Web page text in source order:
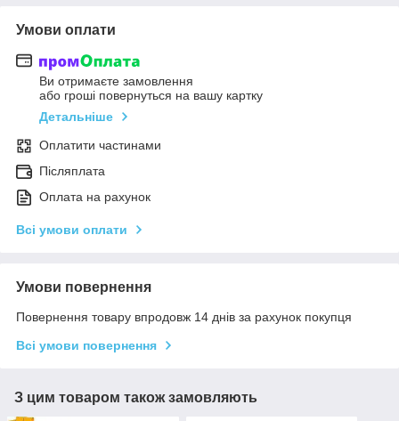
Умови оплати
Ви отримаєте замовлення
або гроші повернуться на вашу картку
Детальніше
Оплатити частинами
Післяплата
Оплата на рахунок
Всі умови оплати
Умови повернення
Повернення товару впродовж 14 днів за рахунок покупця
Всі умови повернення
З цим товаром також замовляють